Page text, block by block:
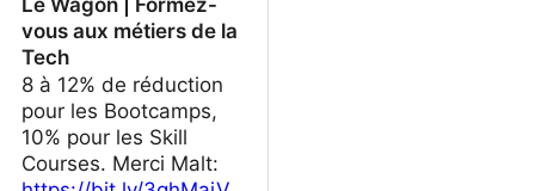
vous aux métiers de la
Tech
8 à 12% de réduction
pour les Bootcamps,
10% pour les Skill
Courses. Merci Malt: